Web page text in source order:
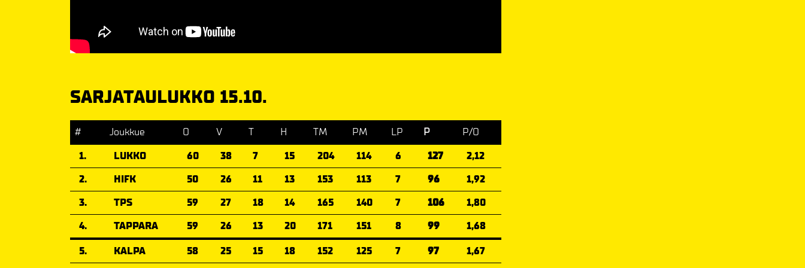
SARJATAULUKKO 15.10.
# Joukkue O V T H TM PM LP P
P/O
1.
LUKKO 60 38 7 15 204 114 6 127
2,12
2.
HIFK 50 26 11 13 153 113 7 96
1,92
3.
TPS 59 27 18 14 165 140 7 106
1,80
4.
TAPPARA 59 26 13 20 171 151 8 99
1,68
5.
KALPA 58 25 15 18 152 125 7 97
1,67